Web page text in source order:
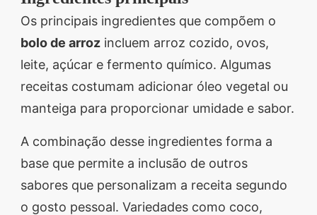
Os principais ingredientes que compõem o
bolo de arroz incluem arroz cozido, ovos,
leite, açúcar e fermento químico. Algumas
receitas costumam adicionar óleo vegetal ou
manteiga para proporcionar umidade e sabor.
A combinação desse ingredientes forma a
base que permite a inclusão de outros
sabores que personalizam a receita segundo
o gosto pessoal. Variedades como coco,